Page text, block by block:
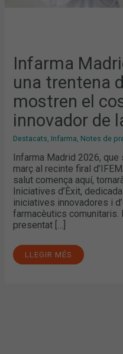
Infarma
una trentena
mostren el
innovador de
Destacats, Infarma, Notes de
Infarma Madrid 2026,
març al recinte firal
salut comença aquí,
Iniciatives d’Èxit,
iniciatives innovadores i
farmacèutics comunitaris.
presentat […]
LLEGIR MÉS